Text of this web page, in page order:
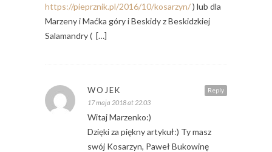
https://pieprznik.pl/2016/10/kosarzyn/) lub dla
Marzeny i Maćka góry i Beskidy z Beskidzkiej
Salamandry ( […]
Reply
WOJEK
17 maja 2018 at 22:03
Witaj Marzenko:)
Dzięki za piękny artykuł:) Ty masz
swój Kosarzyn, Paweł Bukowinę